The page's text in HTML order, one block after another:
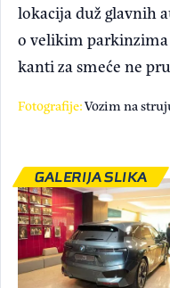
lokacija duž glavnih
o velikim
kanti za smeće ne
Fotografije:Vozim na
GALERIJA SLIKA